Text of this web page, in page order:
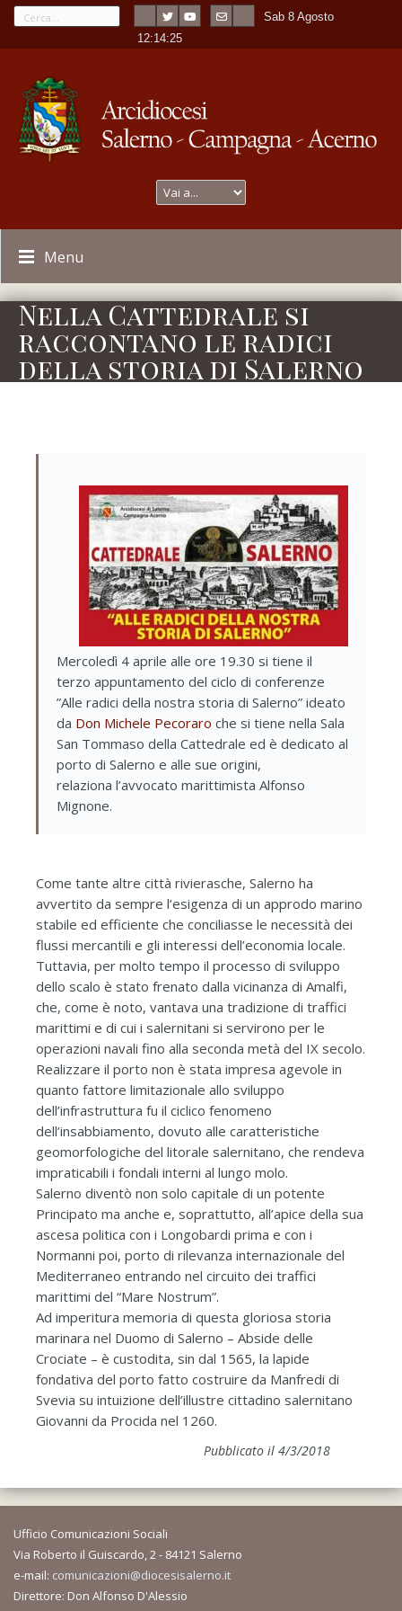
Sab 8 Agosto
12:14:25
Menu
Nella Cattedrale si
raccontano le radici
della storia di Salerno
Mercoledì 4 aprile alle ore 19.30 si tiene il
terzo appuntamento del ciclo di conferenze
”Alle radici della nostra storia di Salerno” ideato
da Don Michele Pecoraro che si tiene nella Sala
San Tommaso della Cattedrale ed è dedicato al
porto di Salerno e alle sue origini,
relaziona l’avvocato marittimista Alfonso
Mignone.
Come tante altre città rivierasche, Salerno ha
avvertito da sempre l’esigenza di un approdo marino
stabile ed efficiente che conciliasse le necessità dei
flussi mercantili e gli interessi dell’economia locale.
Tuttavia, per molto tempo il processo di sviluppo
dello scalo è stato frenato dalla vicinanza di Amalfi,
che, come è noto, vantava una tradizione di traffici
marittimi e di cui i salernitani si servirono per le
operazioni navali fino alla seconda metà del IX secolo.
Realizzare il porto non è stata impresa agevole in
quanto fattore limitazionale allo sviluppo
dell’infrastruttura fu il ciclico fenomeno
dell’insabbiamento, dovuto alle caratteristiche
geomorfologiche del litorale salernitano, che rendeva
impraticabili i fondali interni al lungo molo.
Salerno diventò non solo capitale di un potente
Principato ma anche e, soprattutto, all’apice della sua
ascesa politica con i Longobardi prima e con i
Normanni poi, porto di rilevanza internazionale del
Mediterraneo entrando nel circuito dei traffici
marittimi del “Mare Nostrum”.
Ad imperitura memoria di questa gloriosa storia
marinara nel Duomo di Salerno – Abside delle
Crociate – è custodita, sin dal 1565, la lapide
fondativa del porto fatto costruire da Manfredi di
Svevia su intuizione dell’illustre cittadino salernitano
Giovanni da Procida nel 1260.
Pubblicato il 4/3/2018
Ufficio Comunicazioni Sociali
Via Roberto il Guiscardo, 2 - 84121 Salerno
e-mail: comunicazioni@diocesisalerno.it
Direttore: Don Alfonso D'Alessio